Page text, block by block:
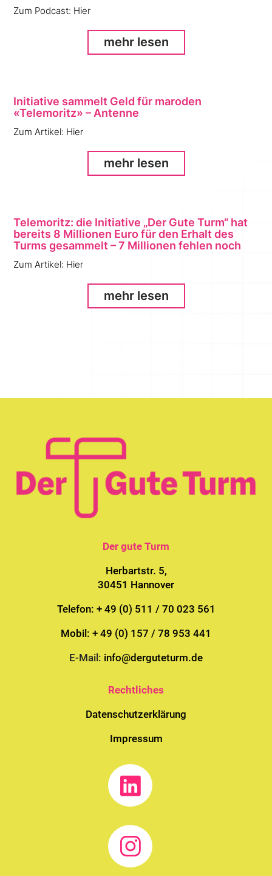
Zum Podcast: Hier
mehr lesen
Initiative sammelt Geld für maroden
«Telemoritz» – Antenne
Zum Artikel: Hier
mehr lesen
Telemoritz: die Initiative „Der Gute Turm“ hat
bereits 8 Millionen Euro für den Erhalt des
Turms gesammelt – 7 Millionen fehlen noch
Zum Artikel: Hier
mehr lesen
Der gute Turm
Herbartstr. 5,
30451 Hannover
Telefon: + 49 (0) 511 / 70 023 561
Mobil: + 49 (0) 157 / 78 953 441
E-Mail: info@derguteturm.de
Rechtliches
Datenschutzerklärung
Impressum